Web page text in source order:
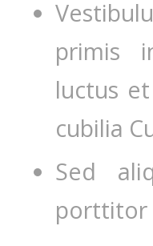
primis
luctus
cubilia
Sed
porttitor